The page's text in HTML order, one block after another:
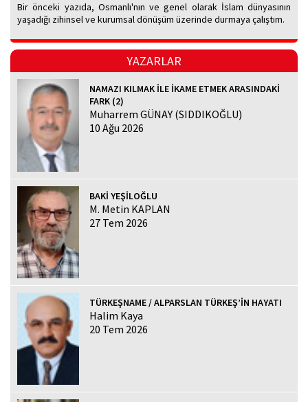
Bir önceki yazıda, Osmanlı'nın ve genel olarak İslam dünyasının
yaşadığı zihinsel ve kurumsal dönüşüm üzerinde durmaya çalıştım.
YAZARLAR
NAMAZI KILMAK İLE İKAME ETMEK ARASINDAKİ
FARK (2)
Muharrem GÜNAY (SIDDIKOĞLU)
10 Ağu 2026
BAKİ YEŞİLOĞLU
M. Metin KAPLAN
27 Tem 2026
TÜRKEŞNAME / ALPARSLAN TÜRKEŞ’İN HAYATI
Halim Kaya
20 Tem 2026